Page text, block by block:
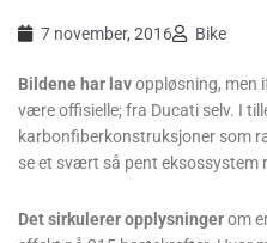
7 november, 2016 Bike
Bildene har lavoppløsning, men
være offisielle; fra Ducati selv. I
karbonfiberkonstruksjoner ­som
se et svært så pent eksossystem
Det sirkulerer opplysningerom